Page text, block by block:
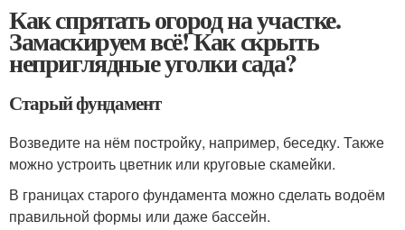
Как спрятать огород на участке.
Замаскируем всё! Как скрыть
неприглядные уголки сада?
Старый фундамент
Возведите на нём постройку, например, беседку. Также
можно устроить цветник или круговые скамейки.
В границах старого фундамента можно сделать водоём
правильной формы или даже бассейн.